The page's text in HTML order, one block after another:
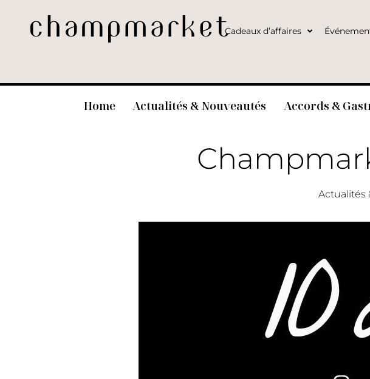
Cadeaux d’affaires
Home Actualités & Nouveautés Accords &
Actualités